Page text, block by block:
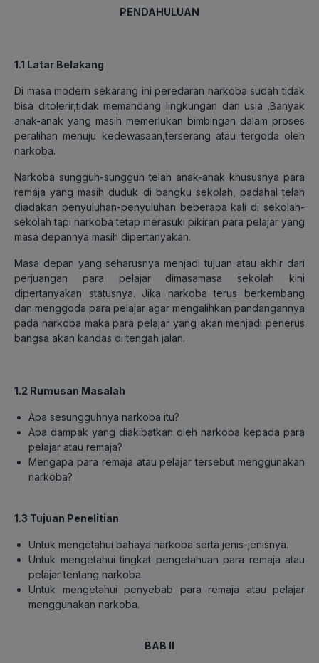
PENDAHULUAN
1.1 Latar Belakang
Di masa modern sekarang ini peredaran narkoba sudah tidak
bisa ditolerir,tidak memandang lingkungan dan usia .Banyak
anak-anak yang masih memerlukan bimbingan dalam proses
peralihan menuju kedewasaan,terserang atau tergoda oleh
narkoba.
Narkoba sungguh-sungguh telah anak-anak khususnya para
remaja yang masih duduk di bangku sekolah, padahal telah
diadakan penyuluhan-penyuluhan beberapa kali di sekolah-
sekolah tapi narkoba tetap merasuki pikiran para pelajar yang
masa depannya masih dipertanyakan.
Masa depan yang seharusnya menjadi tujuan atau akhir dari
perjuangan para pelajar dimasamasa sekolah kini
dipertanyakan statusnya. Jika narkoba terus berkembang
dan menggoda para pelajar agar mengalihkan pandangannya
pada narkoba maka para pelajar yang akan menjadi penerus
bangsa akan kandas di tengah jalan.
1.2 Rumusan Masalah
Apa sesungguhnya narkoba itu?
Apa dampak yang diakibatkan oleh narkoba kepada para
pelajar atau remaja?
Mengapa para remaja atau pelajar tersebut menggunakan
narkoba?
1.3 Tujuan Penelitian
Untuk mengetahui bahaya narkoba serta jenis-jenisnya.
Untuk mengetahui tingkat pengetahuan para remaja atau
pelajar tentang narkoba.
Untuk mengetahui penyebab para remaja atau pelajar
menggunakan narkoba.
BAB II